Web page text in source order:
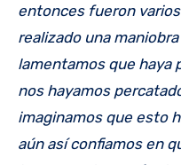
entonces fueron
realizado una
lamentamos que haya
nos hayamos
imaginamos que esto
aún así confiamos en